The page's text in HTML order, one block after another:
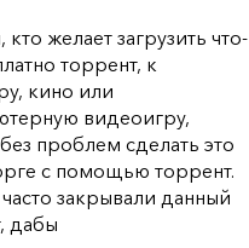
желает загрузить что-
торрент, к
кино или
видеоигру,
проблем сделать это
с помощью торрент.
часто закрывали данный
дабы